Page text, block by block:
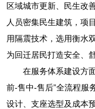
区域城市更新、民生改
人员密集民生建筑，项
用隔震技术，选用衡水
为回迁居民打造安全、
在服务体系建设方
前-售中-售后”全流程服
设计、支座选型及成本